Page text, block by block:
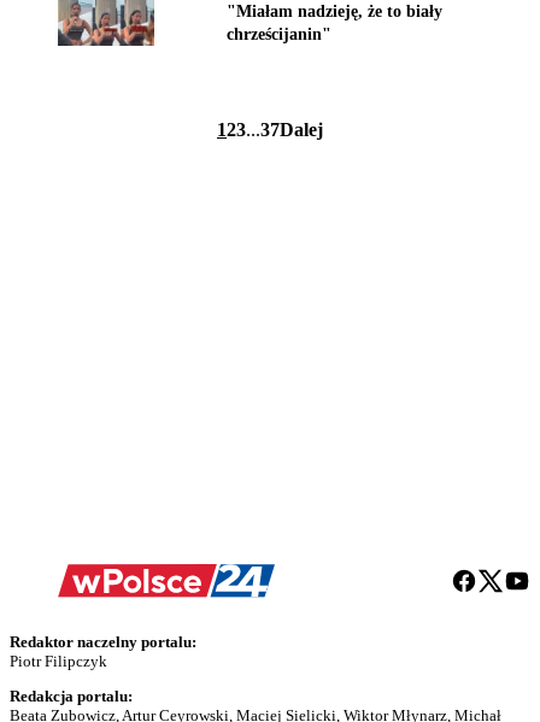
"Miałam nadzieję, że to biały
chrześcijanin"
123...37Dalej
Redaktor naczelny portalu:
Piotr Filipczyk
Redakcja portalu:
Beata Zubowicz, Artur Ceyrowski, Maciej Sielicki, Wiktor Młynarz, Michał